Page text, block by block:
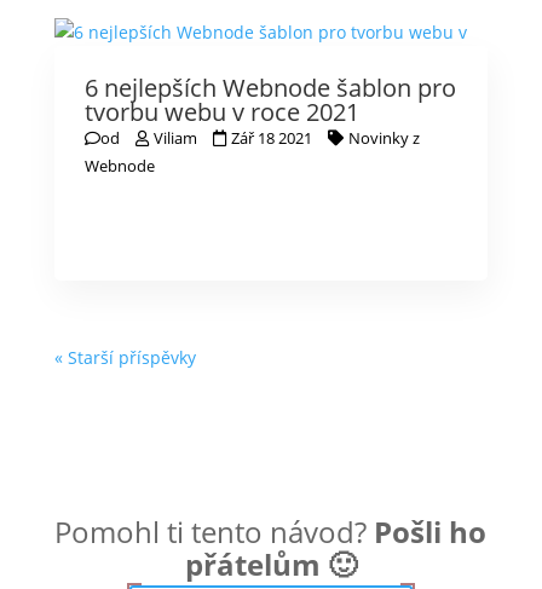
6 nejlepších Webnode šablon pro
tvorbu webu v roce 2021
od Viliam Zář 18 2021
Novinky z
Webnode
« Starší příspěvky
Pomohl ti tento návod? Pošli ho
přátelům 🙂